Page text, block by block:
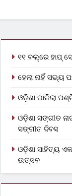
୧୧ ବଲ୍‌ରେ ହାପ୍
ହେଲା ନାହିଁ ସଭ୍ୟ
ଓଡ଼ିଶା ପାଳିଲା
ଓଡ଼ିଶା ସଙ୍ଗୀତ
ସଙ୍ଗୀତ ଦିବସ
ଓଡ଼ିଶା ସାହିତ୍ୟ
ଉତ୍ସବ